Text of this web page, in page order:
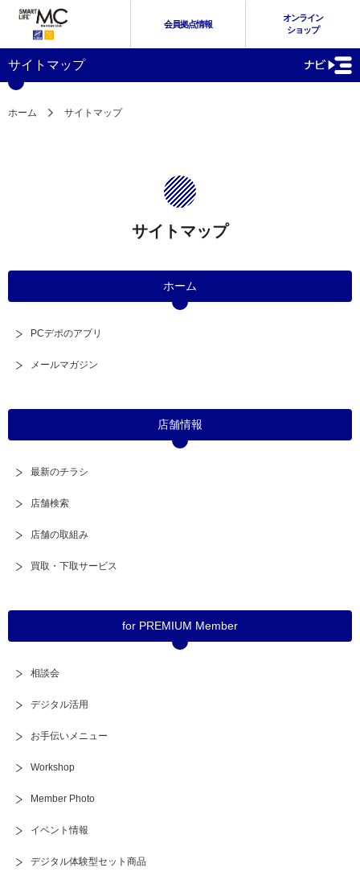
会員拠点情報
オンライン
ショップ
サイトマップ
ホーム サイトマップ
サイトマップ
ホーム
PCデポのアプリ
メールマガジン
店舗情報
最新のチラシ
店舗検索
店舗の取組み
買取・下取サービス
for PREMIUM Member
相談会
デジタル活用
お手伝いメニュー
Workshop
Member Photo
イベント情報
デジタル体験型セット商品